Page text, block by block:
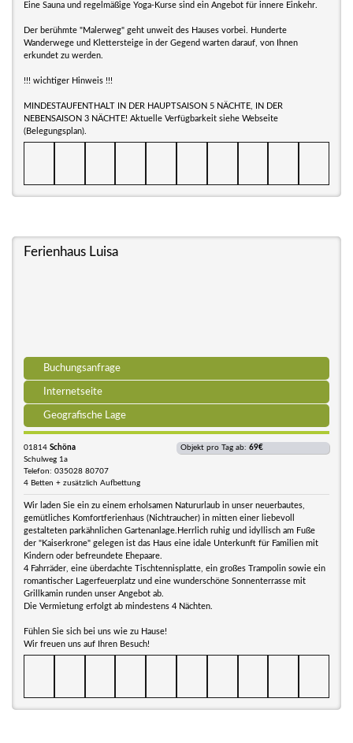
Eine Sauna und regelmäßige Yoga-Kurse sind ein Angebot für innere Einkehr.
Der berühmte "Malerweg" geht unweit des Hauses vorbei. Hunderte
Wanderwege und Klettersteige in der Gegend warten darauf, von Ihnen
erkundet zu werden.
!!! wichtiger Hinweis !!!
MINDESTAUFENTHALT IN DER HAUPTSAISON 5 NÄCHTE, IN DER
NEBENSAISON 3 NÄCHTE! Aktuelle Verfügbarkeit siehe Webseite
(Belegungsplan).
Ferienhaus Luisa
Buchungsanfrage
Internetseite
Geografische Lage
01814 Schöna
Schulweg 1a
Telefon: 035028 80707
4 Betten + zusätzlich Aufbettung
Objekt pro Tag ab: 69€
Wir laden Sie ein zu einem erholsamen Natururlaub in unser neuerbautes,
gemütliches Komfortferienhaus (Nichtraucher) in mitten einer liebevoll
gestalteten parkähnlichen Gartenanlage.Herrlich ruhig und idyllisch am Fuße
der "Kaiserkrone" gelegen ist das Haus eine idale Unterkunft für Familien mit
Kindern oder befreundete Ehepaare.
4 Fahrräder, eine überdachte Tischtennisplatte, ein großes Trampolin sowie ein
romantischer Lagerfeuerplatz und eine wunderschöne Sonnenterrasse mit
Grillkamin runden unser Angebot ab.
Die Vermietung erfolgt ab mindestens 4 Nächten.
Fühlen Sie sich bei uns wie zu Hause!
Wir freuen uns auf Ihren Besuch!